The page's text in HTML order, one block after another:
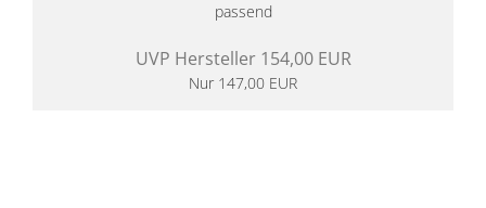
passend
UVP Hersteller 154,00 EUR
Nur 147,00 EUR